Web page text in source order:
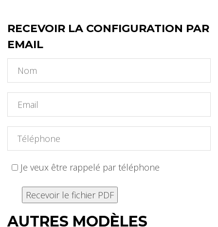
RECEVOIR LA CONFIGURATION PAR
EMAIL
Je veux être rappelé par téléphone
AUTRES MODÈLES